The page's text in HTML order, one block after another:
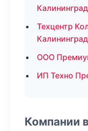
Калининград
Техцентр
Калининград
ООО
ИП Техно
Компании